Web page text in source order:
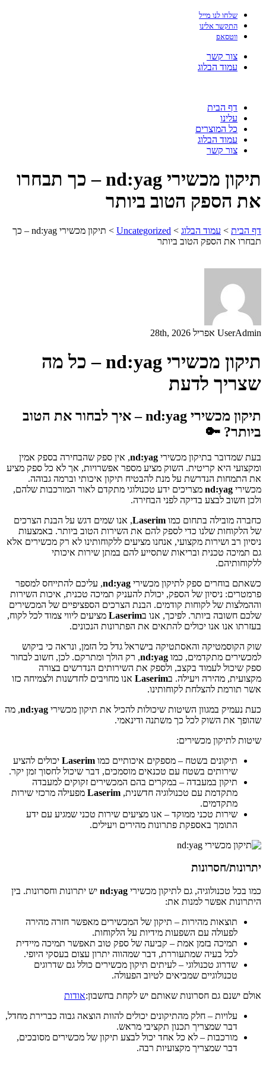
שלחו לנו מייל
התקשר אלינו
ווטסאפ
צור קשר
עמוד הבלוג
דף הבית
עלינו
כל המוצרים
עמוד הבלוג
צור קשר
תיקון מכשירי nd:yag – כך תבחרו
את הספק הטוב ביותר
דף הבית > עמוד הבלוג >
Uncategorized
>
תיקון מכשירי nd:yag – כך
תבחרו את הספק הטוב ביותר
UserAdmin אפריל 28th, 2026
תיקון מכשירי nd:yag – כל מה
שצריך לדעת
תיקון מכשירי nd:yag – איך לבחור את הטוב
ביותר? 🔑
בעת שמדובר בתיקון מכשירי nd:yag, אין ספק שהבחירה בספק אמין
ומקצועי היא קריטית. השוק מציע מספר אפשרויות, אך לא כל ספק מציע
את התמחות הנדרשת על מנת להבטיח תיקון איכותי וברמה גבוהה.
מכשירי nd:yag מצריכים ידע טכנולוגי מתקדם לאור המורכבות שלהם,
ולכן חשוב לבצע בדיקה לפני הבחירה.
כחברה מובילה בתחום כמו Laserim, אנו שמים דגש על הבנת הצרכים
של הלקוחות שלנו כדי לספק להם את השירות הטוב ביותר. באמצעות
ניסיון רב ושירות מקצועי, אנחנו מציעים ללקוחותינו לא רק מכשירים אלא
גם תמיכה טכנית ובריאות שתסייע להם במתן שירות איכותי
ללקוחותיהם.
כשאתם בוחרים ספק לתיקון מכשירי nd:yag, עליכם להתייחס למספר
פרמטרים: ניסיון של הספק, יכולת להעניק תמיכה טכנית, איכות השירות
וההמלצות של לקוחות קודמים. הבנת הצרכים הספציפיים של המכשירים
שלכם חשובה ביותר. לפיכך, אנו בLaserim מציעים ליווי צמוד לכל לקוח,
בעזרתו אנו אנו יכולים להתאים את הפתרונות הנכונים.
שוק הקוסמטיקה והאסתטיקה בישראל גדל כל הזמן, ונראה כי ביקוש
למכשירים מתקדמים, כמו nd:yag, רק הולך ומתרקם. לכן, חשוב לבחור
ספק שיכול לעמוד בקצב, ולספק את השירותים הנדרשים בצורה
מקצועית, מהירה ויעילה. בLaserim אנו מחויבים לחדשנות ולצמיחה כזו
אשר תורמת להצלחת לקוחותינו.
כעת נעמיק במגוון השיטות שיכולות להכיל את תיקון מכשירי nd:yag, מה
שהופך את השוק לכל כך משתנה ודינאמי.
שיטות לתיקון מכשירים:
תיקונים בשטח – מספקים איכותיים כמו Laserim יכולים להציע
שירותים בשטח עם טכנאים מוסמכים, דבר שיכול לחסוך זמן יקר.
תיקון במעבדה – במקרים בהם המכשירים זקוקים למעבדה
מתקדמת עם טכנולוגיה חדשנית, Laserim מפעילה מרכזי שירות
מתקדמים.
שירות טכני ממוקד – אנו מציעים שירות טכני שמגיע עם ידע
התומך באספקת פתרונות מהירים ויעילים.
יתרונות/חסרונות
כמו בכל טכנולוגיה, גם לתיקון מכשירי nd:yag יש יתרונות וחסרונות. בין
היתרונות אפשר למנות את:
תוצאות מהירות – תיקון של המכשירים מאפשר חזרה מהירה
לפעולה עם השפעות מידיות על הלקוחות.
תמיכה בזמן אמת – קביעה של ספק טוב תאפשר תמיכה מיידית
לכל בעיה שמתעוררת, דבר שמהווה יתרון עצום בעסקי היופי.
שדרוג טכנולוגי – לעיתים תיקון מכשירים כולל גם שדרוגים
טכנולוגיים שמביאים לטיוב הפעולה.
אולם ישנם גם חסרונות שאותם יש לקחת בחשבון:אודות
עלויות – חלק מהתיקונים יכולים להוות הוצאה גבוה כברירת מחדל,
דבר שמצריך תכנון תקציבי מראש.
מורכבות – לא כל אחד יכול לבצע תיקון של מכשירים מסובכים,
דבר שמצריך מקצועיות רבה.